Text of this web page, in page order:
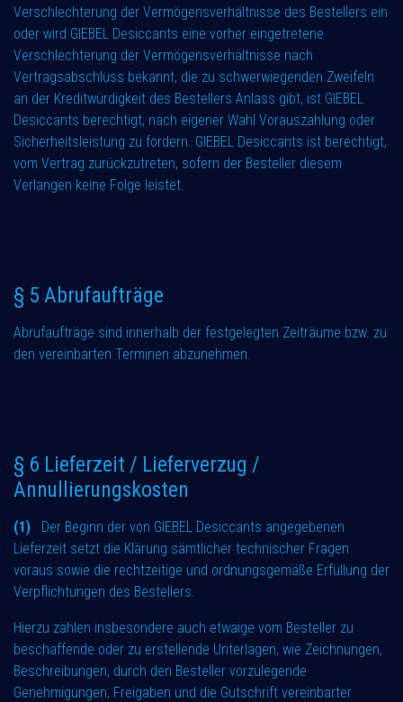
Verschlechterung der Vermögensverhältnisse des Bestellers ein
oder wird GIEBEL Desiccants eine vorher eingetretene
Verschlechterung der Vermögensverhältnisse nach
Vertragsabschluss bekannt, die zu schwerwiegenden Zweifeln
an der Kreditwürdigkeit des Bestellers Anlass gibt, ist GIEBEL
Desiccants berechtigt, nach eigener Wahl Vorauszahlung oder
Sicherheitsleistung zu fordern. GIEBEL Desiccants ist berechtigt,
vom Vertrag zurückzutreten, sofern der Besteller diesem
Verlangen keine Folge leistet.
§ 5 Abrufaufträge
Abrufaufträge sind innerhalb der festgelegten Zeiträume bzw. zu
den vereinbarten Terminen abzunehmen.
§ 6 Lieferzeit / Lieferverzug /
Annullierungskosten
(1) Der Beginn der von GIEBEL Desiccants angegebenen
Lieferzeit setzt die Klärung sämtlicher technischer Fragen
voraus sowie die rechtzeitige und ordnungsgemäße Erfüllung der
Verpflichtungen des Bestellers.
Hierzu zählen insbesondere auch etwaige vom Besteller zu
beschaffende oder zu erstellende Unterlagen, wie Zeichnungen,
Beschreibungen, durch den Besteller vorzulegende
Genehmigungen, Freigaben und die Gutschrift vereinbarter